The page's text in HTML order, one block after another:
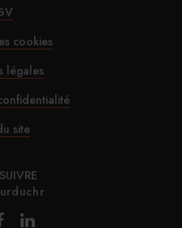
cookies
légales
site